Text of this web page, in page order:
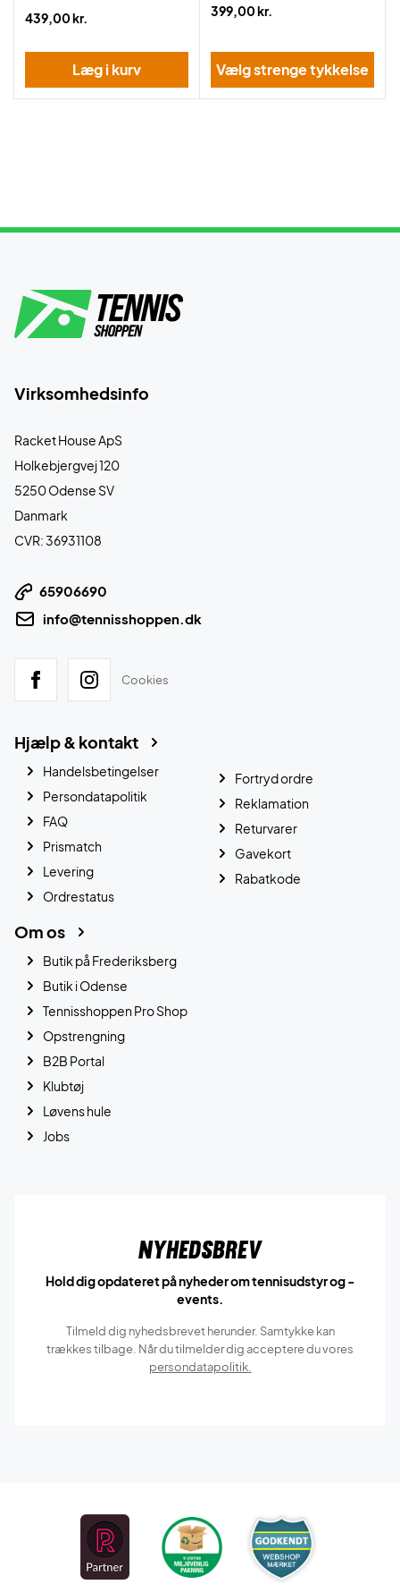
439,00 kr.
Læg i kurv
399,00 kr.
Vælg strenge tykkelse
Virksomhedsinfo
Racket House ApS
Holkebjergvej 120
5250 Odense SV
Danmark
CVR: 36931108
65906690
info@tennisshoppen.dk
Cookies
Hjælp & kontakt
Handelsbetingelser
Persondatapolitik
FAQ
Prismatch
Levering
Ordrestatus
Fortryd ordre
Reklamation
Returvarer
Gavekort
Rabatkode
Om os
Butik på Frederiksberg
Butik i Odense
Tennisshoppen Pro Shop
Opstrengning
B2B Portal
Klubtøj
Løvens hule
Jobs
Nyhedsbrev
Hold dig opdateret på nyheder om tennisudstyr og -
events.
Tilmeld dig nyhedsbrevet herunder. Samtykke kan
trækkes tilbage. Når du tilmelder dig acceptere du vores
persondatapolitik.